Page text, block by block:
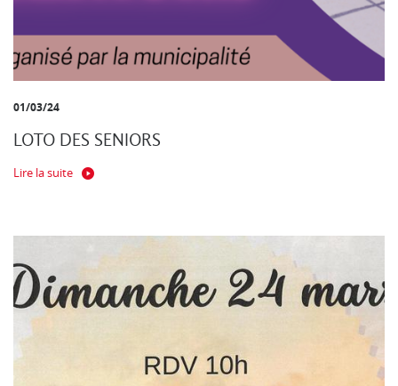
01/03/24
LOTO DES SENIORS
Lire la suite